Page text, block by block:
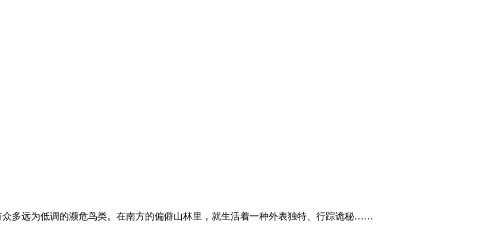
多远为低调的濒危鸟类。在南方的偏僻山林里，就生活着一种外表独特、行踪诡秘……